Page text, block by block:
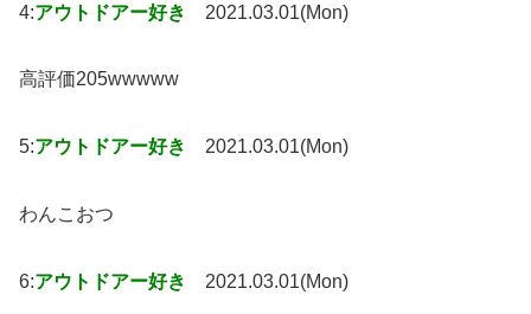
4:アウトドアー好き 2021.03.01(Mon)
高評価205wwwww
5:アウトドアー好き 2021.03.01(Mon)
わんこおつ
6:アウトドアー好き 2021.03.01(Mon)